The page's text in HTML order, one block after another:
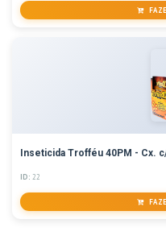
Inseticida Trofféu 40PM - Cx.
ID: 22